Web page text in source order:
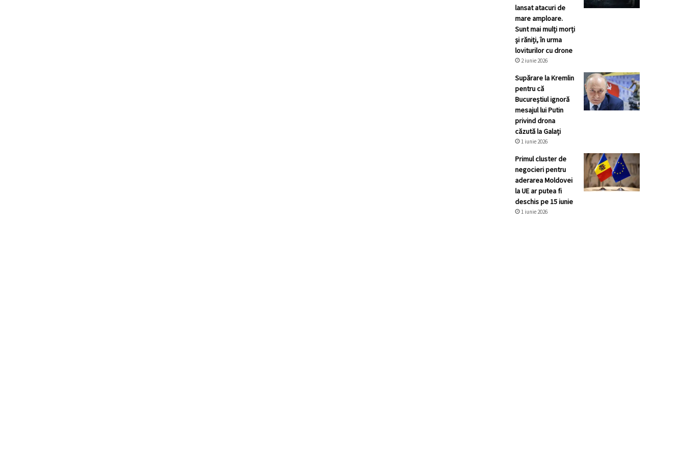
lansat atacuri de
mare amploare.
Sunt mai mulți morți
și răniți, în urma
loviturilor cu drone
2 iunie 2026
Supărare la Kremlin
pentru că
Bucureștiul ignoră
mesajul lui Putin
privind drona
căzută la Galați
1 iunie 2026
Primul cluster de
negocieri pentru
aderarea Moldovei
la UE ar putea fi
deschis pe 15 iunie
1 iunie 2026